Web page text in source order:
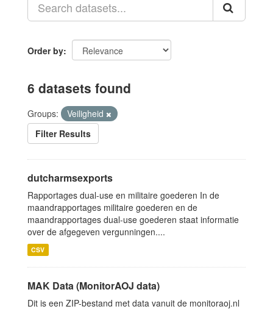
Order by
6 datasets found
Groups:
Veiligheid
Filter Results
dutcharmsexports
Rapportages dual-use en militaire goederen In de
maandrapportages militaire goederen en de
maandrapportages dual-use goederen staat informatie
over de afgegeven vergunningen....
CSV
MAK Data (MonitorAOJ data)
Dit is een ZIP-bestand met data vanuit de monitoraoj.nl